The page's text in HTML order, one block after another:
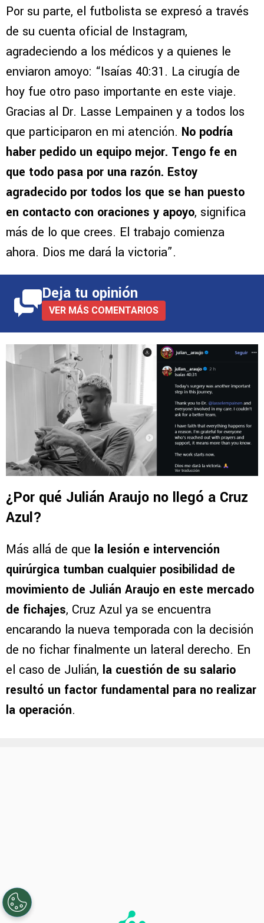
Por su parte, el futbolista se expresó a través
de su cuenta oficial de Instagram,
agradeciendo a los médicos y a quienes le
enviaron amoyo: “Isaías 40:31. La cirugía de
hoy fue otro paso importante en este viaje.
Gracias al Dr. Lasse Lempainen y a todos los
que participaron en mi atención. No podría
haber pedido un equipo mejor. Tengo fe en
que todo pasa por una razón. Estoy
agradecido por todos los que se han puesto
en contacto con oraciones y apoyo, significa
más de lo que crees. El trabajo comienza
ahora. Dios me dará la victoria”.
Deja tu opinión
VER MÁS COMENTARIOS
¿Por qué Julián Araujo no llegó a Cruz
Azul?
Más allá de que la lesión e intervención
quirúrgica tumban cualquier posibilidad de
movimiento de Julián Araujo en este mercado
de fichajes, Cruz Azul ya se encuentra
encarando la nueva temporada con la decisión
de no fichar finalmente un lateral derecho. En
el caso de Julián, la cuestión de su salario
resultó un factor fundamental para no realizar
la operación.